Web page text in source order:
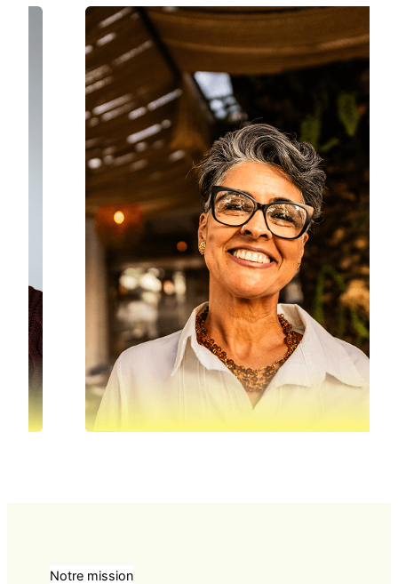
Notre mission